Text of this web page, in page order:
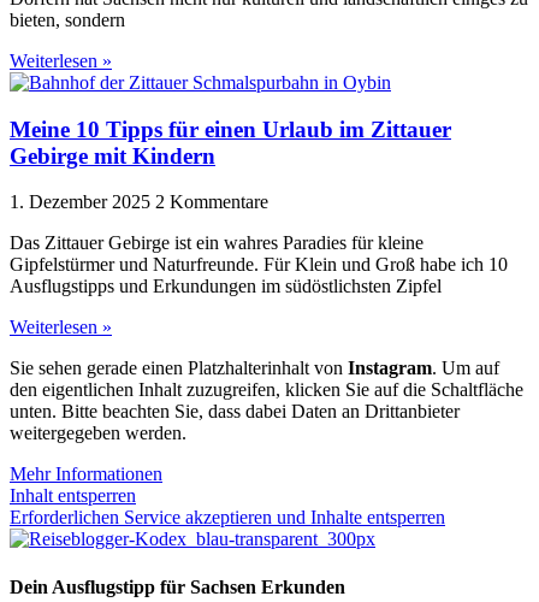
bieten, sondern
Weiterlesen »
Meine 10 Tipps für einen Urlaub im Zittauer
Gebirge mit Kindern
1. Dezember 2025 2 Kommentare
Das Zittauer Gebirge ist ein wahres Paradies für kleine
Gipfelstürmer und Naturfreunde. Für Klein und Groß habe ich 10
Ausflugstipps und Erkundungen im südöstlichsten Zipfel
Weiterlesen »
Sie sehen gerade einen Platzhalterinhalt von Instagram. Um auf
den eigentlichen Inhalt zuzugreifen, klicken Sie auf die Schaltfläche
unten. Bitte beachten Sie, dass dabei Daten an Drittanbieter
weitergegeben werden.
Mehr Informationen
Inhalt entsperren
Erforderlichen Service akzeptieren und Inhalte entsperren
Dein Ausflugstipp für Sachsen Erkunden